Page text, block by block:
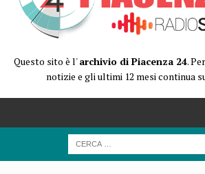
Questo sito è l'archivio di Piacenza 24.
notizie e gli ultimi 12 mesi continua